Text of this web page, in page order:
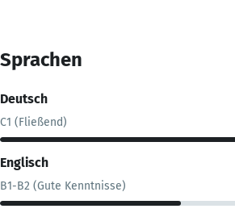
Sprachen
Deutsch
C1 (Fließend)
Englisch
B1-B2 (Gute Kenntnisse)